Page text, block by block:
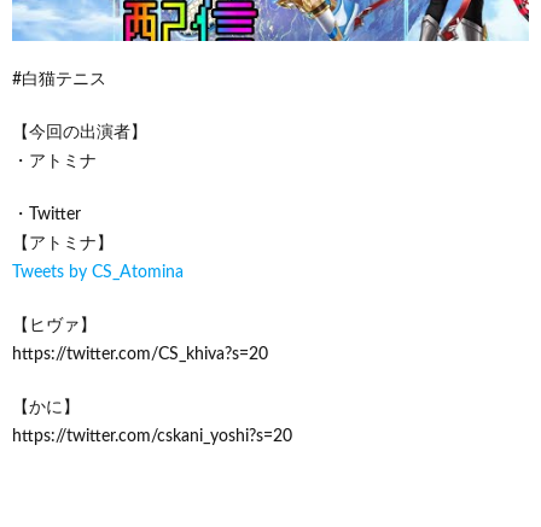
#白猫テニス
【今回の出演者】
・アトミナ
・Twitter
【アトミナ】
Tweets by CS_Atomina
【ヒヴァ】
https://twitter.com/CS_khiva?s=20
【かに】
https://twitter.com/cskani_yoshi?s=20